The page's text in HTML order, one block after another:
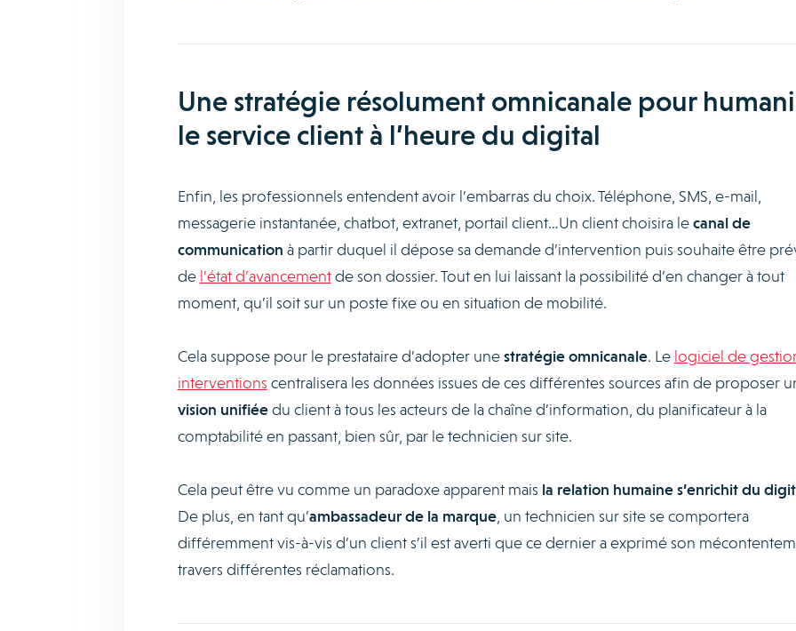
Une stratégie résolument omnicanale pour
le service client à l’heure du digital
Enfin, les professionnels entendent avoir l’embarras du choix. Téléphone, SMS, e-mail,
messagerie instantanée, chatbot, extranet, portail client…Un client choisira lecanal de
communication à partir duquel il dépose sa demande d’intervention puis souhaite être
de l’état d’avancementde son dossier. Tout en lui laissant la possibilité d’en changer à tout
moment, qu’il soit sur un poste fixe ou en situation de mobilité.
Cela suppose pour le prestataire d’adopter unestratégie omnicanale. Le logiciel de
interventions centralisera les données issues de ces différentes sources afin de proposer
vision unifiéedu client à tous les acteurs de la chaîne d’information, du planificateur à la
comptabilité en passant, bien sûr, par le technicien sur site.
Cela peut être vu comme un paradoxe apparent mais la relation humaine s’enrichit du
De plus, en tant qu’ambassadeur de la marque, un technicien sur site se comportera
différemment vis-à-vis d’un client s’il est averti que ce dernier a exprimé son
travers différentes réclamations.